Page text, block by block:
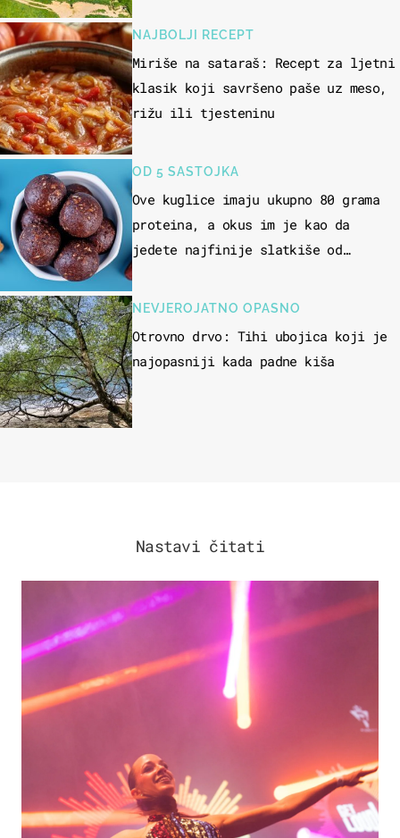
NAJBOLJI RECEPT
Miriše na sataraš: Recept za ljetni
klasik koji savršeno paše uz meso,
rižu ili tjesteninu
OD 5 SASTOJKA
Ove kuglice imaju ukupno 80 grama
proteina, a okus im je kao da
jedete najfinije slatkiše od
NEVJEROJATNO OPASNO
Otrovno drvo: Tihi ubojica koji je
najopasniji kada padne kiša
Nastavi čitati
KULTURA & ZABAVA